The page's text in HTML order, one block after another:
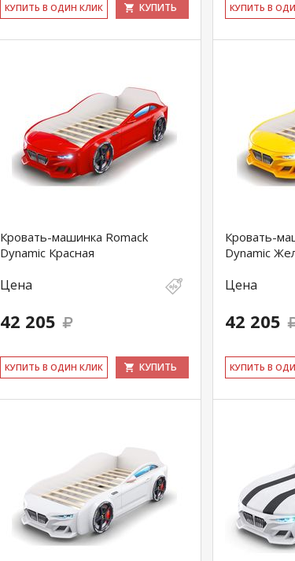
КУ­ПИТЬ В ОДИН КЛИК КУПИТЬ КУ­ПИТЬ В
Кровать-машинка Romack
Dynamic Красная
Цена
42 205
КУ­ПИТЬ В ОДИН КЛИК КУПИТЬ
Кровать-
Dynamic
Цена
42 205
КУ­ПИТЬ В